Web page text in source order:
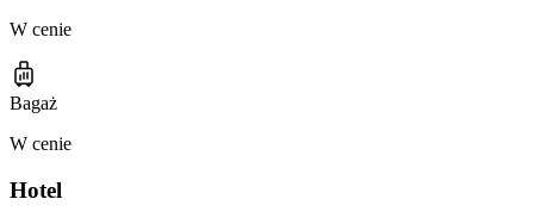
W cenie
Bagaż
W cenie
Hotel